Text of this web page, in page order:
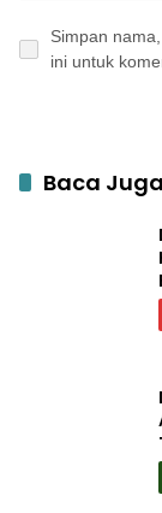
Simpan
ini untuk
Baca Juga